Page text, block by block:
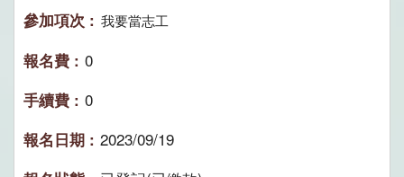
我要當志工
0
0
2023/09/19